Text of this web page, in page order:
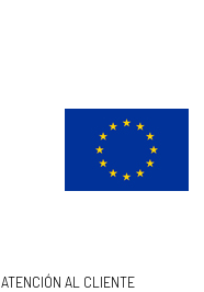
ATENCIÓN AL CLIENTE